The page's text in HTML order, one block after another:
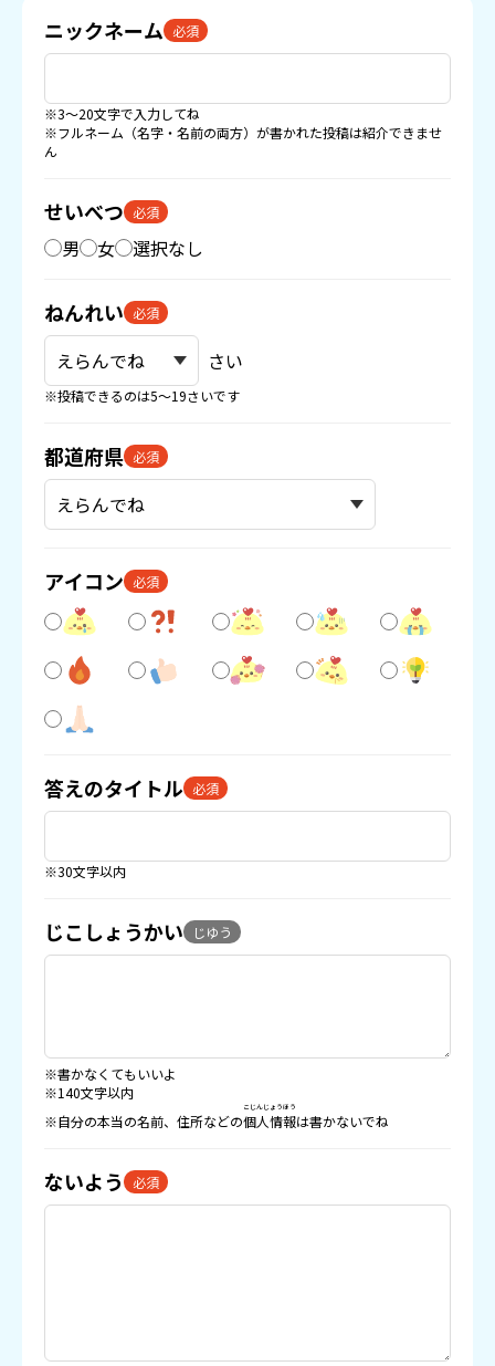
ニックネーム 必須
※3〜20文字で入力してね
※フルネーム（名字・名前の両方）が書かれた投稿は紹介できませ
ん
せいべつ 必須
男 女 選択なし
ねんれい 必須
さい
※投稿できるのは5〜19さいです
都道府県 必須
アイコン 必須
答えのタイトル 必須
※30文字以内
じこしょうかい じゆう
※書かなくてもいいよ
※140文字以内
※自分の本当の名前、住所などの個人情報
こじんじょうほう
は書かないでね
ないよう 必須